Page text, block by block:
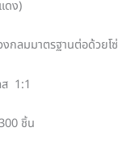
ดง)
งกลมมาตรฐานต่อด้วยโซ่
1:1
ชิ้น